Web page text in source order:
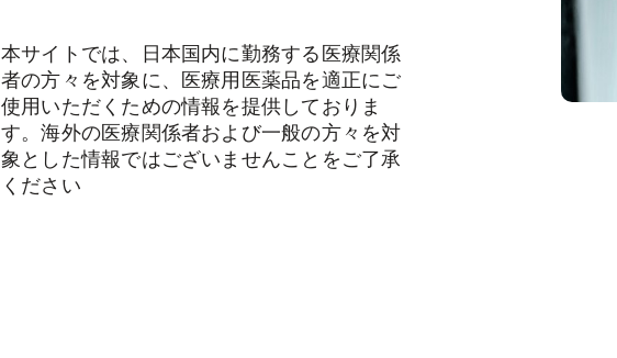
本サイトでは、日本国内に勤務する医療関係
者の方々を対象に、医療用医薬品を適正にご
使用いただくための情報を提供しておりま
す。海外の医療関係者および一般の方々を対
象とした情報ではございませんことをご了承
ください